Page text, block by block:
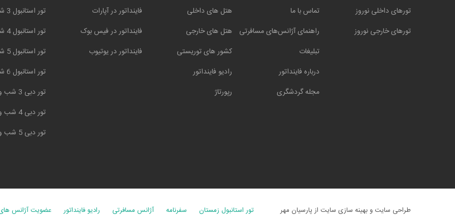
تورهای داخلی نوروز
تورهای خارجی نوروز
تماس با ما
راهنمای آژانس‌های مسافرتی
تبلیغات
درباره فاینداتور
مجله گردشگری
هتل های داخلی
هتل های خارجی
کشور های توریستی
رادیو فاینداتور
رپورتاژ
فاینداتور در آپارات
فاینداتور در فیس بوک
فاینداتور در یوتیوب
تور استانبول 3 شب و 4 روز
تور استانبول 4 شب و 5 روز
تور استانبول 5 شب و 6 روز
تور استانبول 6 شب و 7 روز
تور دبی 3 شب و 4 روز
تور دبی 4 شب و 5 روز
تور دبی 5 شب و 6 روز
تور استانبول زمستان سفرنامه آژانس مسافرتی رادیو فاینداتور عضویت آژانس طراحی سایت و بهینه سازی سایت از پارسیان مهر